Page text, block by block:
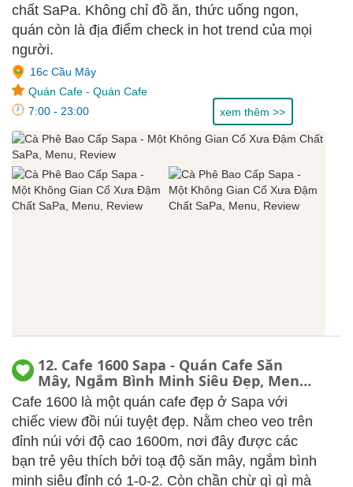
chất SaPa. Không chỉ đồ ăn, thức uống ngon,
quán còn là địa điểm check in hot trend của mọi
người.
16c Cầu Mây
Quán Cafe - Quán Cafe
7:00 - 23:00
xem thêm >>
12. Cafe 1600 Sapa - Quán Cafe Săn
Mây, Ngắm Bình Minh Siêu Đẹp, Menu,
Review
Cafe 1600 là một quán cafe đẹp ở Sapa với
chiếc view đồi núi tuyệt đẹp. Nằm cheo veo trên
đỉnh núi với độ cao 1600m, nơi đây được các
bạn trẻ yêu thích bởi toạ độ săn mây, ngắm bình
minh siêu đỉnh có 1-0-2. Còn chần chừ gì gì mà